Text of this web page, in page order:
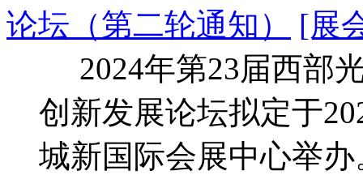
论坛（第二轮通知）
[展
2024年第23届西部
创新发展论坛拟定于
城新国际会展中心举办